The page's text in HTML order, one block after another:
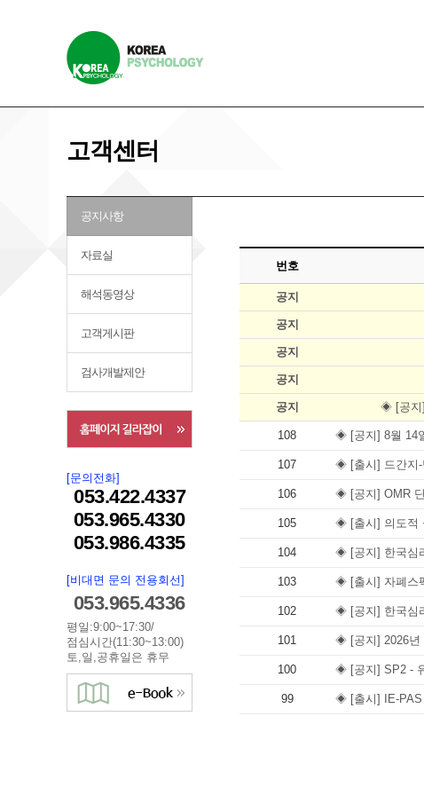
고객센터
공지사항
자료실
해석동영상
고객게시판
검사개발제안
[문의전화]
053.422.4337
053.965.4330
053.986.4335
[비대면 문의 전용회선]
053.965.4336
평일:9:00~17:30/
점심시간(11:30~13:00)
토,일,공휴일은 휴무
번호
공지
공지
공지
공지
공지 ◈ [공지]
108 ◈ [공지] 8월 14
107 ◈ [출시] 드간지
106 ◈ [공지] OMR
105 ◈ [출시] 의도적
104 ◈ [공지] 한국심
103 ◈ [출시] 자폐스
102 ◈ [공지] 한국심
101 ◈ [공지] 2026
100 ◈ [공지] SP2 -
99 ◈ [출시] IE-PAS